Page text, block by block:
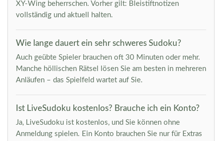
XY-Wing beherrschen. Vorher gilt: Bleistiftnotizen
vollständig und aktuell halten.
Wie lange dauert ein sehr schweres Sudoku?
Auch geübte Spieler brauchen oft 30 Minuten oder mehr.
Manche höllischen Rätsel lösen Sie am besten in mehreren
Anläufen – das Spielfeld wartet auf Sie.
Ist LiveSudoku kostenlos? Brauche ich ein Konto?
Ja, LiveSudoku ist kostenlos, und Sie können ohne
Anmeldung spielen. Ein Konto brauchen Sie nur für Extras